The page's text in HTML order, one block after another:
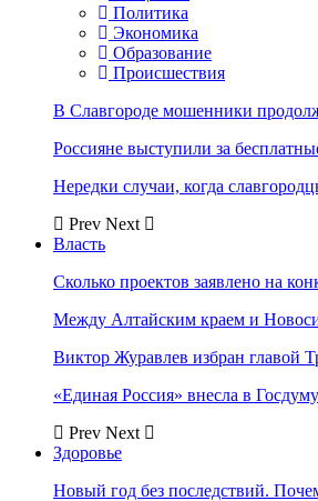
Политика
Экономика
Образование
Происшествия
В Славгороде мошенники
Россияне выступили за
Нередки случаи, когда
Prev Next
Власть
Сколько проектов заявлено на
Между Алтайским краем и
Виктор Журавлев избран главой
«Единая Россия» внесла в
Prev Next
Здоровье
Новый год без последствий.